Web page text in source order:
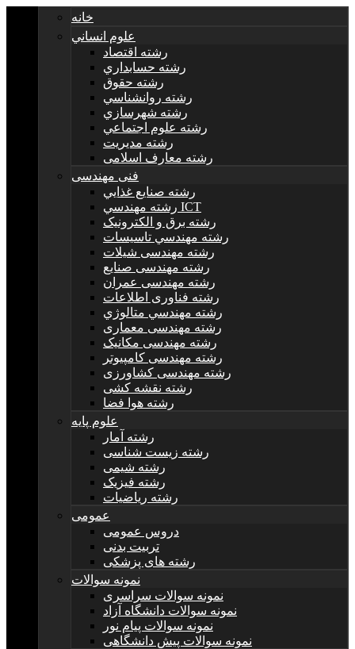
خانه
علوم انساني
رشته اقتصاد
رشته حسابداري
رشته حقوق
رشته روانشناسي
رشته شهرسازي
رشته علوم اجتماعي
رشته مديريت
رشته معارف اسلامی
فنی مهندسی
رشته صنايع غذايي
رشته مهندسي ICT
رشته برق و الکترونيک
رشته مهندسي تاسيسات
رشته مهندسی شیلات
رشته مهندسی صنایع
رشته مهندسی عمران
رشته فناوری اطلاعات
رشته مهندسي متالوژي
رشته مهندسی معماری
رشته مهندسی مکانیک
رشته مهندسی کامپیوتر
رشته مهندسی کشاورزی
رشته نقشه کشی
رشته هوا فضا
علوم پایه
رشته آمار
رشته زیست شناسی
رشته شیمی
رشته فیزیک
رشته ریاضیات
عمومی
دروس عمومی
تربیت بدنی
رشته های پزشکی
نمونه سوالات
نمونه سوالات سراسری
نمونه سوالات دانشگاه آزاد
نمونه سوالات پیام نور
نمونه سوالات پیش دانشگاهی